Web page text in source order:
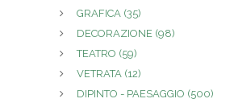
GRAFICA (35)
DECORAZIONE (98)
TEATRO (59)
VETRATA (12)
DIPINTO - PAESAGGIO (500)